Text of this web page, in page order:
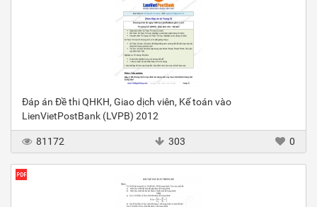
Đáp án Đề thi QHKH, Giao dịch viên, Kế toán vào
LienVietPostBank (LVPB) 2012
81172 303 0